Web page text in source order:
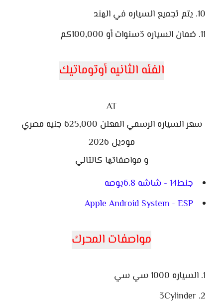
يتم تجميع السياره في الهند
ضمان السياره 3سنوات أو 100,000كم
الفئه الثانيه أوتوماتيك
AT
سعر السياره الرسمي المعلن 625,000 جنيه مصري
موديل 2026
و مواصفاتها كالتالي
جنط14 - شاشه 6.8بوصه
Apple Android System - ESP
مواصفات المحرك
السياره 1000 سي سي
3Cylinder